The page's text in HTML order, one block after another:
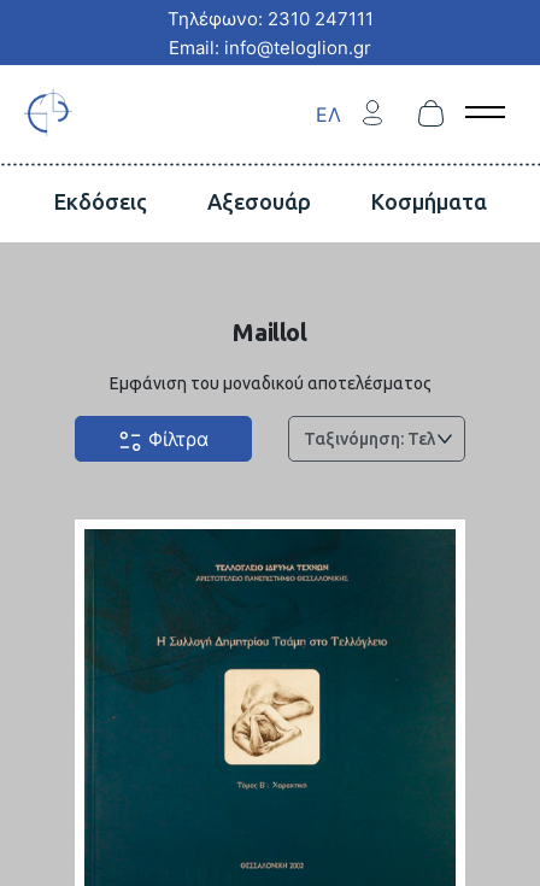
Τηλέφωνο: 2310 247111
Email: info@teloglion.gr
ΕΛ Open
Εκδόσεις Αξεσουάρ Κοσμήματα
Maillol
Φίλτρα
Εμφάνιση του μοναδικού αποτελέσματος